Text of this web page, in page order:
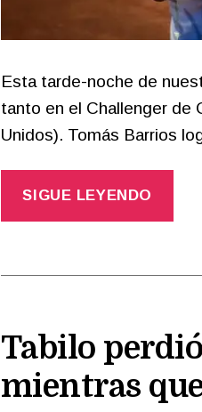
Esta tarde-noche de
tanto en el Challenger de
Unidos). Tomás Barrios
SIGUE LEYENDO
Tabilo
mientras